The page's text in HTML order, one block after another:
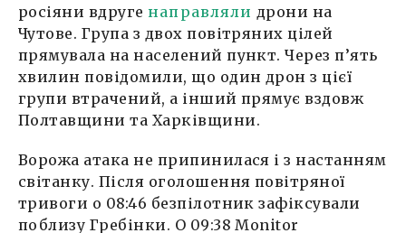
росіяни вдругенаправляли дрони на
Чутове. Група з двох повітряних цілей
прямувала на населений пункт. Через п’ять
хвилин повідомили, що один дрон з цієї
групи втрачений, а інший прямує вздовж
Полтавщини та Харківщини.
Ворожа атака не припинилася і з настанням
світанку. Після оголошення повітряної
тривоги о 08:46 безпілотник зафіксували
поблизу Гребінки. О 09:38 Monitor